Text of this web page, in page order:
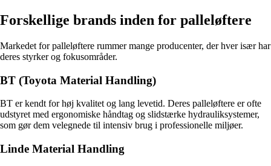
Forskellige brands inden for palleløftere
Markedet for palleløftere rummer mange producenter, der hver især har
deres styrker og fokusområder.
BT (Toyota Material Handling)
BT er kendt for høj kvalitet og lang levetid. Deres palleløftere er ofte
udstyret med ergonomiske håndtag og slidstærke hydrauliksystemer,
som gør dem velegnede til intensiv brug i professionelle miljøer.
Linde Material Handling